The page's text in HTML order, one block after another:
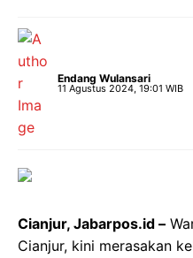
Endang Wulansari
11 Agustus 2024, 19:01 WIB
Cianjur, Jabarpos.id –
Cianjur, kini merasakan